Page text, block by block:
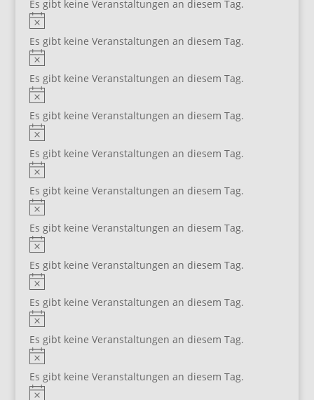
Es gibt keine Veranstaltungen an diesem Tag.
Hinweis
Es gibt keine Veranstaltungen an diesem Tag.
Hinweis
Es gibt keine Veranstaltungen an diesem Tag.
Hinweis
Es gibt keine Veranstaltungen an diesem Tag.
Hinweis
Es gibt keine Veranstaltungen an diesem Tag.
Hinweis
Es gibt keine Veranstaltungen an diesem Tag.
Hinweis
Es gibt keine Veranstaltungen an diesem Tag.
Hinweis
Es gibt keine Veranstaltungen an diesem Tag.
Hinweis
Es gibt keine Veranstaltungen an diesem Tag.
Hinweis
Es gibt keine Veranstaltungen an diesem Tag.
Hinweis
Es gibt keine Veranstaltungen an diesem Tag.
Hinweis